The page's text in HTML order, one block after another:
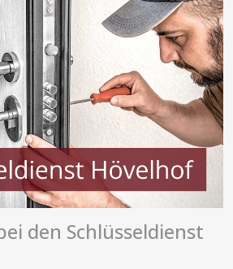
den Schlüsseldienst